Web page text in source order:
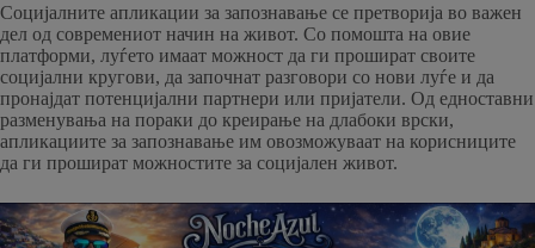
Социјалните апликации за запознавање се претворија во важен
дел од современиот начин на живот. Со помошта на овие
платформи, луѓето имаат можност да ги прошират своите
социјални кругови, да започнат разговори со нови луѓе и да
пронајдат потенцијални партнери или пријатели. Од едноставни
разменувања на пораки до креирање на длабоки врски,
апликациите за запознавање им овозможуваат на корисниците
да ги прошират можностите за социјален живот.